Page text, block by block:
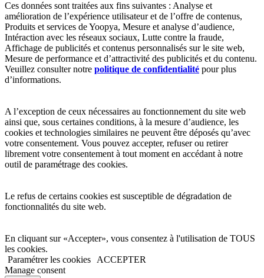
Ces données sont traitées aux fins suivantes : Analyse et
amélioration de l’expérience utilisateur et de l’offre de contenus,
Produits et services de Yoopya, Mesure et analyse d’audience,
Intéraction avec les réseaux sociaux, Lutte contre la fraude,
Affichage de publicités et contenus personnalisés sur le site web,
Mesure de performance et d’attractivité des publicités et du contenu.
Veuillez consulter notre politique de confidentialité pour plus
d’informations.
A l’exception de ceux nécessaires au fonctionnement du site web
ainsi que, sous certaines conditions, à la mesure d’audience, les
cookies et technologies similaires ne peuvent être déposés qu’avec
votre consentement. Vous pouvez accepter, refuser ou retirer
librement votre consentement à tout moment en accédant à notre
outil de paramétrage des cookies.
Le refus de certains cookies est susceptible de dégradation de
fonctionnalités du site web.
En cliquant sur «Accepter», vous consentez à l'utilisation de TOUS
les cookies.
Paramétrer les cookies
ACCEPTER
Manage consent